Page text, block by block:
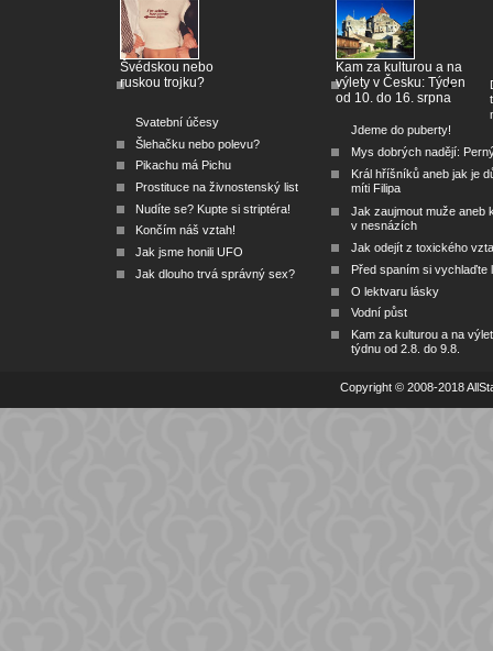
Švédskou nebo
ruskou trojku?
Svatební účesy
Šlehačku nebo polevu?
Pikachu má Pichu
Prostituce na živnostenský list
Nudíte se? Kupte si striptéra!
Končím náš vztah!
Jak jsme honili UFO
Jak dlouho trvá správný sex?
Kam za kulturou a na
výlety v Česku: Týden
od 10. do 16. srpna
Jdeme do puberty!
Mys dobrých nadějí:
Král hříšníků aneb jak je
míti Filipa
Jak zaujmout muže aneb
v nesnázích
Jak odejít z toxického
Před spaním si vychlaďte
O lektvaru lásky
Vodní půst
Kam za kulturou a na
týdnu od 2.8. do 9.8.
Copyright © 2008-2018